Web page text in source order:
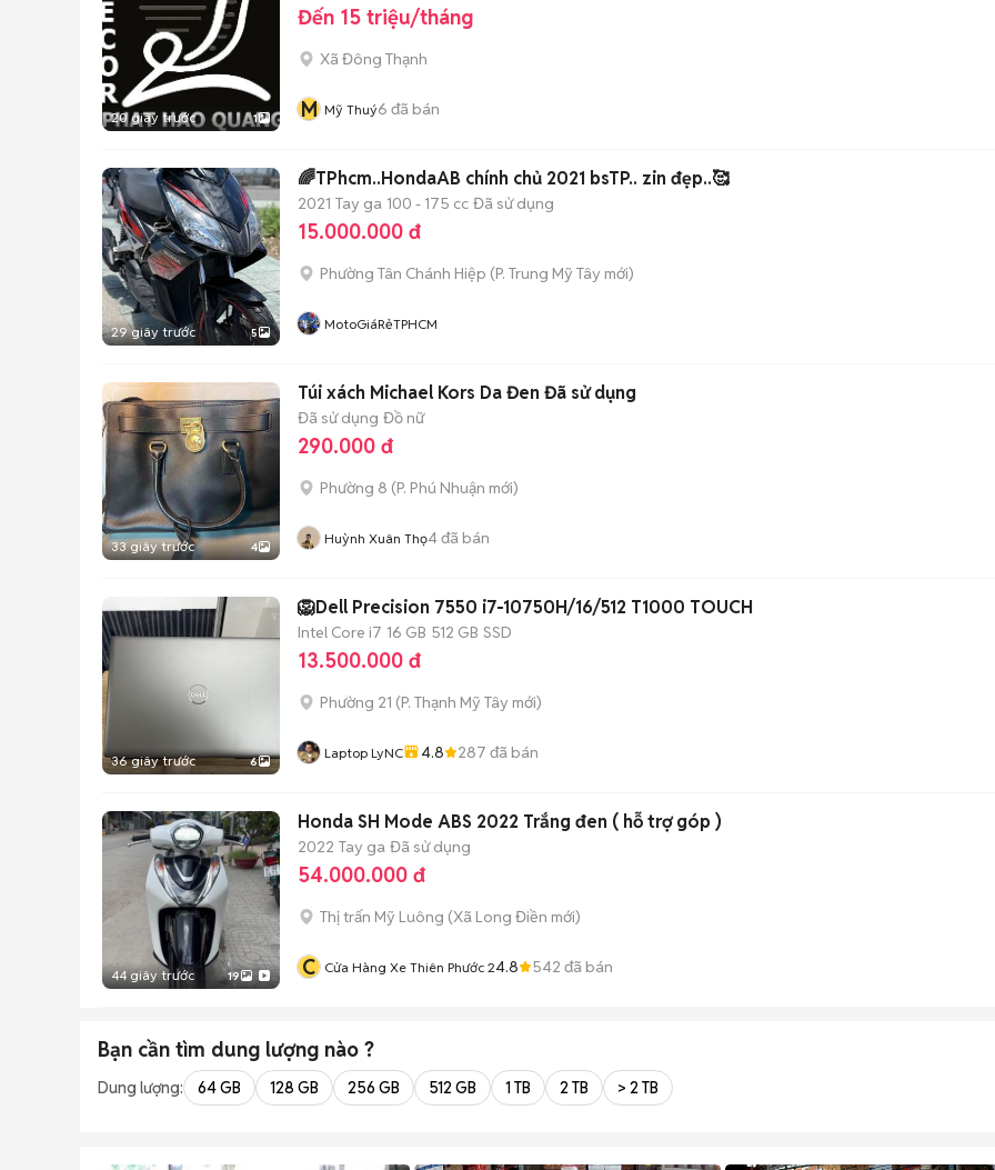
20 giây trước 1
Đến 15 triệu/tháng
Xã Đông Thạnh
M Mỹ Thuý6 đã bán
29 giây trước 5
🌈TPhcm..HondaAB chính chủ 2021 bsTP.. zin đẹp..🥰
2021 Tay ga 100 - 175 cc Đã sử dụng
15.000.000 đ
Phường Tân Chánh Hiệp (P. Trung Mỹ Tây mới)
MotoGiáRẻTPHCM
33 giây trước 4
Túi xách Michael Kors Da Đen Đã sử dụng
Đã sử dụng Đồ nữ
290.000 đ
Phường 8 (P. Phú Nhuận mới)
Huỳnh Xuân Thọ4đã bán
36 giây trước 6
🦁Dell Precision 7550 i7-10750H/16/512 T1000 TOUCH
Intel Core i7 16 GB 512 GB SSD
13.500.000 đ
Phường 21 (P. Thạnh Mỹ Tây mới)
Laptop LyNC 4.8 287 đã bán
44 giây trước 19
Honda SH Mode ABS 2022 Trắng đen ( hỗ trợ góp )
2022 Tay ga Đã sử dụng
54.000.000 đ
Thị trấn Mỹ Luông (Xã Long Điền mới)
C Cửa Hàng Xe Thiên Phước 24.8 542 đã bán
Bạn cần tìm dung lượng nào ?
Dung lượng: 64 GB 128 GB 256 GB 512 GB 1 TB 2 TB > 2 TB